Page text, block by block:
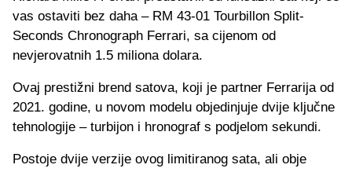
vas ostaviti bez daha – RM 43-01 Tourbillon Split-
Seconds Chronograph Ferrari, sa cijenom od
nevjerovatnih 1.5 miliona dolara.
Ovaj prestižni brend satova, koji je partner Ferrarija od
2021. godine, u novom modelu objedinjuje dvije ključne
tehnologije – turbijon i hronograf s podjelom sekundi.
Postoje dvije verzije ovog limitiranog sata, ali obje